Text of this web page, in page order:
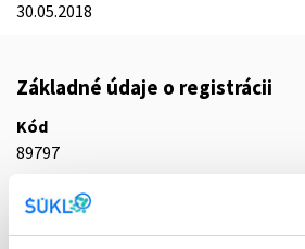
30.05.2018
Základné údaje o registrácii
Kód
89797
Registračné číslo